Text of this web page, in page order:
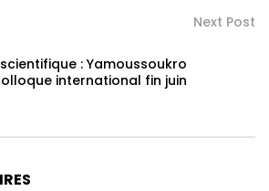
Next Post
: Yamoussoukro
international fin juin